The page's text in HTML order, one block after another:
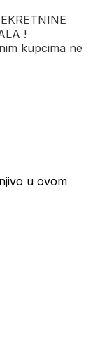
!
kupcima ne
u ovom